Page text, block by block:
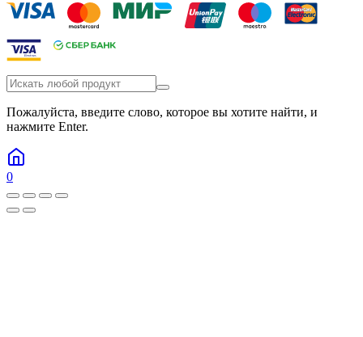
Пожалуйста, введите слово, которое вы хотите найти, и
нажмите Enter.
0